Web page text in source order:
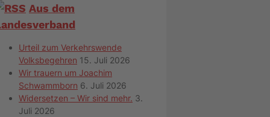
Aus dem
Urteil zum Verkehrswende
Volksbegehren 15. Juli 2026
Wir trauern um Joachim
Schwammborn 6. Juli 2026
Widersetzen – Wir sind mehr. 3.
Juli 2026